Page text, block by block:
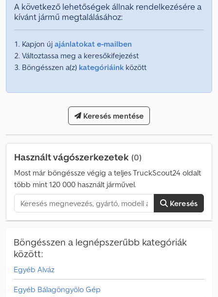
A következő lehetőségek állnak rendelkezésére a
kívánt jármű megtalálásához:
Kapjon új ajánlatokat e-mailben
Változtassa meg a keresőkifejezést
Böngésszen a(z) kategóriáink között
Keresés mentése
Használt vágószerkezetek (0)
Most már böngéssze végig a teljes TruckScout24 oldalt
több mint 120 000 használt járművel.
Keresés
Böngésszen a legnépszerűbb kategóriák
között:
Egyéb Alváz
Egyéb Bálagöngyölo Gép